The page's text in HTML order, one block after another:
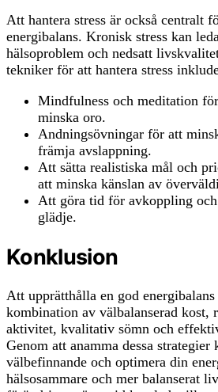
Att hantera stress är också centralt
energibalans. Kronisk stress kan
hälsoproblem och nedsatt
tekniker för att hantera stress
Mindfulness och meditation
minska oro.
Andningsövningar för att
främja avslappning.
Att sätta realistiska mål och
att minska känslan av
Att göra tid för avkoppling
glädje.
Konklusion
Att upprätthålla en god
kombination av välbalanserad kost,
aktivitet, kvalitativ sömn och
Genom att anamma dessa
välbefinnande och optimera din
hälsosammare och mer balanserat